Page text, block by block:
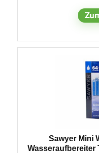
Sawyer Mini
Wasseraufbereiter